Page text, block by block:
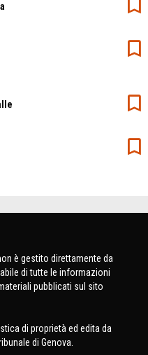
è gestito direttamente da
di tutte le informazioni
pubblicati sul sito
di proprietà ed edita da
di Genova.